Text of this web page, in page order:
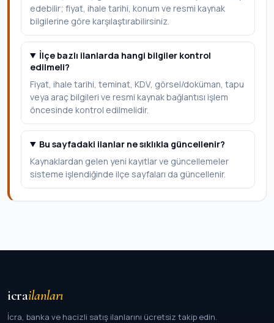
edebilir; fiyat, ihale tarihi, konum ve resmi kaynak
bilgilerine göre karşılaştırabilirsiniz.
İlçe bazlı ilanlarda hangi bilgiler kontrol
edilmeli?
Fiyat, ihale tarihi, teminat, KDV, görsel/doküman, tapu
veya araç bilgileri ve resmi kaynak bağlantısı işlem
öncesinde kontrol edilmelidir.
Bu sayfadaki ilanlar ne sıklıkla güncellenir?
Kaynaklardan gelen yeni kayıtlar ve güncellemeler
sisteme işlendiğinde ilçe sayfaları da güncellenir.
icrailanları
İcra, banka ve hacizli satış ilanlarını ücretsiz takip edin.